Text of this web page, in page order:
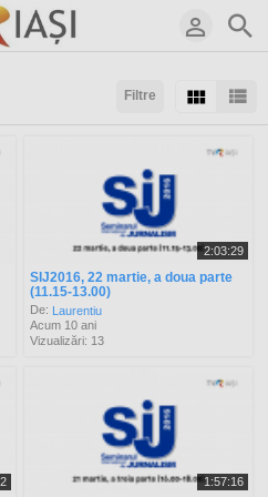
Filtre
2:03:29
SIJ2016, 22 martie, a doua parte
(11.15-13.00)
De: Laurentiu
Acum 10 ani
Vizualizări: 13
1:57:16